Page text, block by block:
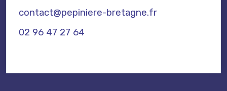
contact@pepiniere-bretagne.fr
02 96 47 27 64